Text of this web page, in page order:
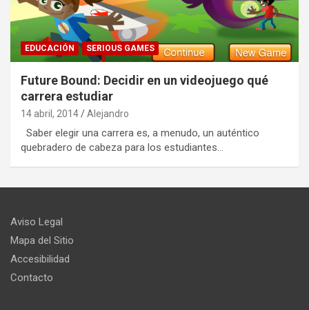
EDUCACIÓN SERIOUS GAMES
Future Bound: Decidir en un videojuego qué
carrera estudiar
14 abril, 2014 Alejandro
Saber elegir una carrera es, a menudo, un auténtico
quebradero de cabeza para los estudiantes…
Aviso Legal
Mapa del Sitio
Accesibilidad
Contacto